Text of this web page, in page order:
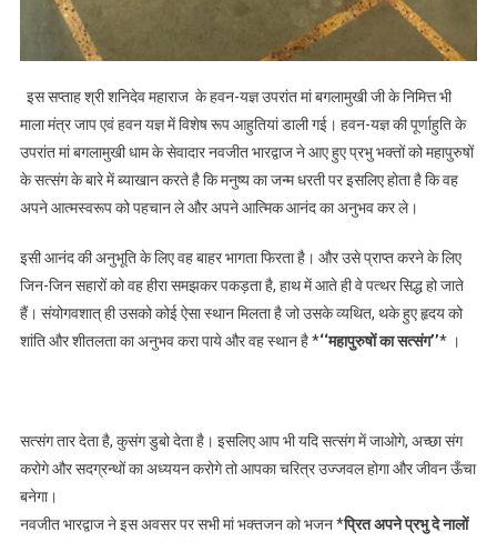
इस सप्ताह श्री शनिदेव महाराज के हवन-यज्ञ उपरांत मां बगलामुखी जी के निमित्त भी
माला मंत्र जाप एवं हवन यज्ञ में विशेष रूप आहुतियां डाली गई। हवन-यज्ञ की पूर्णाहुति के
उपरांत मां बगलामुखी धाम के सेवादार नवजीत भारद्वाज ने आए हुए प्रभु भक्तों को महापुरुषों
के सत्संग के बारे में ब्याखान करते है कि मनुष्य का जन्म धरती पर इसलिए होता है कि वह
अपने आत्मस्वरूप को पहचान ले और अपने आत्मिक आनंद का अनुभव कर ले।
इसी आनंद की अनुभूति के लिए वह बाहर भागता फिरता है। और उसे प्राप्त करने के लिए
जिन-जिन सहारों को वह हीरा समझकर पकड़ता है, हाथ में आते ही वे पत्थर सिद्ध हो जाते
हैं। संयोगवशात् ही उसको कोई ऐसा स्थान मिलता है जो उसके व्यथित, थके हुए हृदय को
शांति और शीतलता का अनुभव करा पाये और वह स्थान है *‘‘महापुरुषों का सत्संग’’* ।
सत्संग तार देता है, कुसंग डुबो देता है। इसलिए आप भी यदि सत्संग में जाओगे, अच्छा संग
करोगे और सदग्रन्थों का अध्ययन करोगे तो आपका चरित्र उज्जवल होगा और जीवन ऊँचा
बनेगा।
नवजीत भारद्वाज ने इस अवसर पर सभी मां भक्तजन को भजन *प्रित अपने प्रभु दे नालों